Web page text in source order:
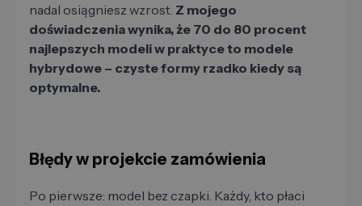
nadal osiągniesz wzrost. Z mojego
doświadczenia wynika, że ​​70 do 80 procent
najlepszych modeli w praktyce to modele
hybrydowe – czyste formy rzadko kiedy są
optymalne.
Błędy w projekcie zamówienia
Po pierwsze: model bez czapki. Każdy, kto płaci